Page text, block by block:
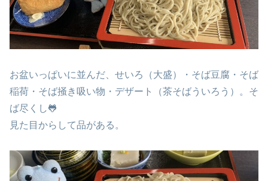
お盆いっぱいに並んだ、せいろ（大盛）・そば豆腐・そば
稲荷・そば掻き吸い物・デザート（茶そばういろう）。そ
ば尽くし🐸
見た目からして品がある。